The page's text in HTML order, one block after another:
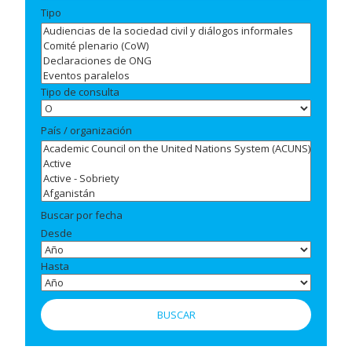
Tipo
Tipo de consulta
País / organización
Buscar por fecha
Desde
Hasta